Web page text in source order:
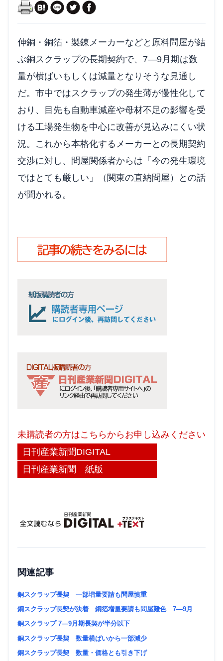
伸銅・銅箔・製錬メーカーなどと原料問屋が結
ぶ銅スクラップの長期契約で、7―9月期は数
量が横ばいもしくは減量となりそうな見通し
だ。市中ではスクラップの発生薄が慢性化して
おり、目先も自動車減産や母材不足の影響を受
ける工場発生物を中心に改善が見込みにくい状
況。これから本格化するメーカーとの長期契約
交渉に対し、問屋関係者からは「今の発生環境
ではとても厳しい」（関東の直納問屋）との話
が聞かれる。
未購読者の方はこちらからお申し込みください
日刊産業新聞DIGITAL
日刊産業新聞 紙版
関連記事
銅スクラップ長契 一部増量要請も問屋慎重
銅スクラップ長契が決着 銅箔増量要請も問屋難色 7―9月
銅スクラップ 7―9月期長契が半分以下
銅スクラップ長契 数量横ばいから一部減少
銅スクラップ長契 数量・価格とも引き下げ